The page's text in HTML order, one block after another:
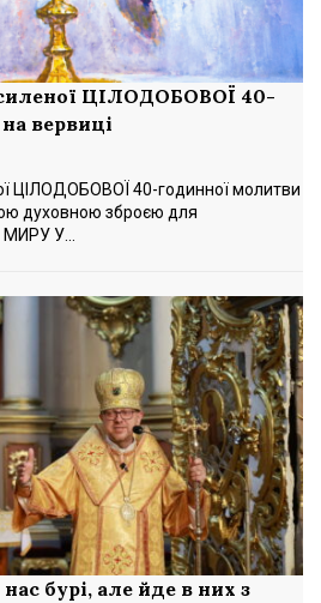
ЦІЛОДОБОВОЇ 40-
вервиці
ЦІЛОДОБОВОЇ 40-годинної молитви
духовною зброєю для
МИРУ У...
бурі, але йде в них з